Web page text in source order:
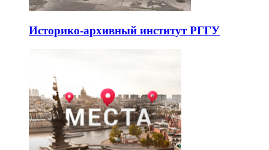
Историко-архивный институт РГГУ